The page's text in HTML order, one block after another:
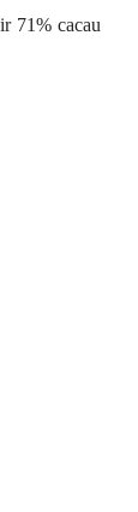
71% cacau